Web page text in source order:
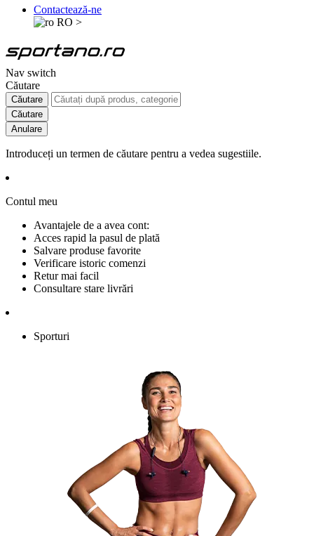
Contactează-ne
RO >
Nav switch
Căutare
Căutare
Căutare
Anulare
Introduceți un termen de căutare pentru a vedea sugestiile.
Contul meu
Avantajele de a avea cont:
Acces rapid la pasul de plată
Salvare produse favorite
Verificare istoric comenzi
Retur mai facil
Consultare stare livrări
Sporturi